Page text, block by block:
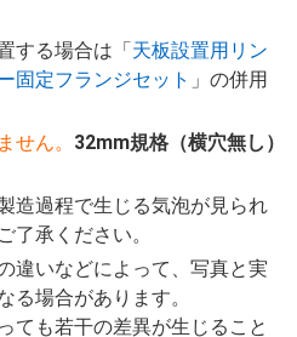
する場合は「天板設置用リン
固定フランジセット 」の併用
せん。 32mm規格（横穴無し）
造過程で生じる気泡が見られ
了承ください。
違いなどによって、写真と実
る場合があります。
ても若干の差異が生じること